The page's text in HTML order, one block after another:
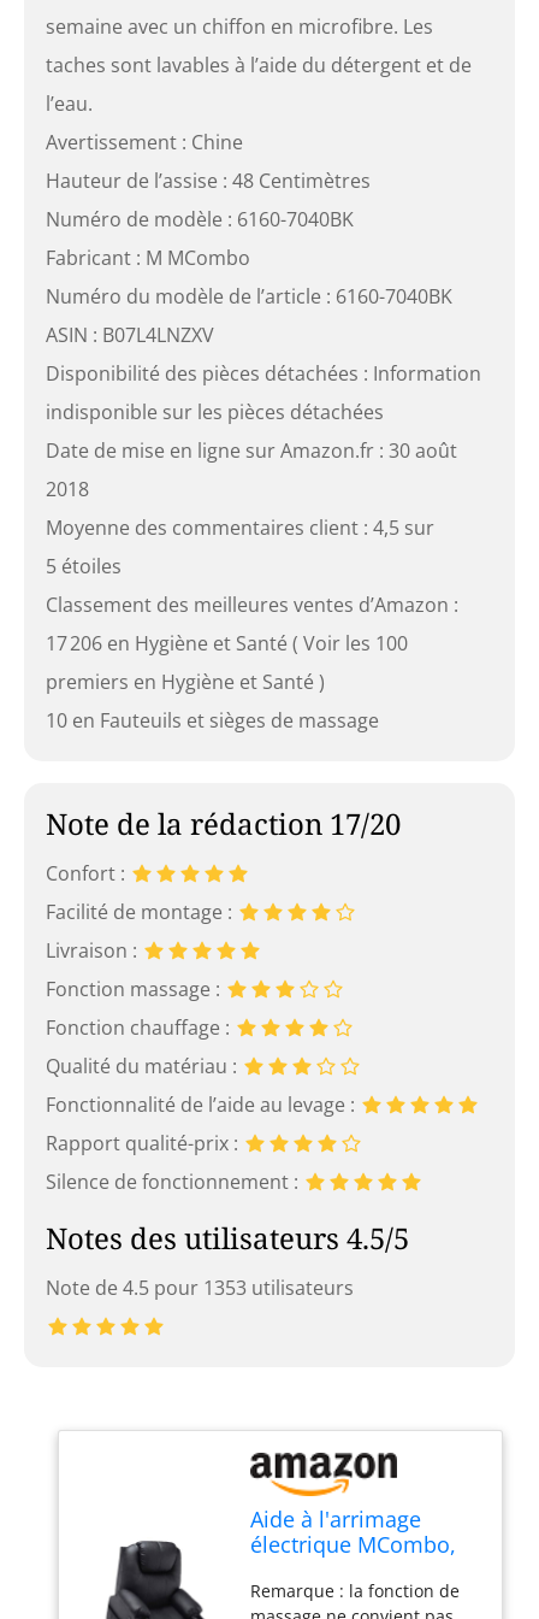
semaine avec un chiffon en microfibre. Les
taches sont lavables à l’aide du détergent et de
l’eau.
Avertissement : Chine
Hauteur de l’assise : 48 Centimètres
Numéro de modèle : 6160-7040BK
Fabricant : M MCombo
Numéro du modèle de l’article : 6160-7040BK
ASIN : B07L4LNZXV
Disponibilité des pièces détachées : Information
indisponible sur les pièces détachées
Date de mise en ligne sur Amazon.fr : 30 août
2018
Moyenne des commentaires client : 4,5 sur
5 étoiles
Classement des meilleures ventes d’Amazon :
17 206 en Hygiène et Santé ( Voir les 100
premiers en Hygiène et Santé )
10 en Fauteuils et sièges de massage
Note de la rédaction 17/20
Confort :
Facilité de montage :
Livraison :
Fonction massage :
Fonction chauffage :
Qualité du matériau :
Fonctionnalité de l’aide au levage :
Rapport qualité-prix :
Silence de fonctionnement :
Notes des utilisateurs 4.5/5
Note de 4.5 pour 1353 utilisateurs
Aide à l'arrimage
électrique MCombo,
Relaxant, Massage,
Remarque : la fonction de